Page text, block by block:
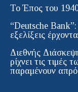
Το Έπος του
“Deutsche
εξελίξεις
Διεθνής
ρίχνει τις
παραμένουν